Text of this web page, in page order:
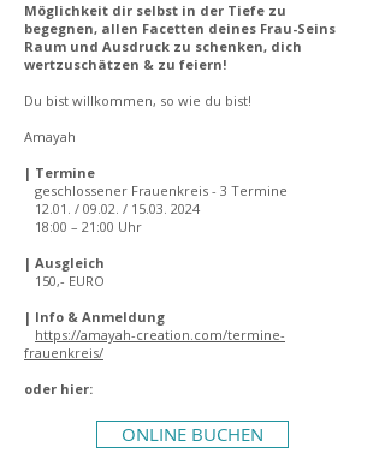
Möglichkeit dir selbst in der Tiefe zu
begegnen, allen Facetten deines Frau-Seins
Raum und Ausdruck zu schenken, dich
wertzuschätzen & zu feiern!
Du bist willkommen, so wie du bist!
Amayah
| Termine
geschlossener Frauenkreis - 3 Termine
12.01. / 09.02. / 15.03. 2024
18:00 – 21:00 Uhr
| Ausgleich
150,- EURO
| Info & Anmeldung
https://amayah-creation.com/termine-
frauenkreis/
oder hier:
ONLINE BUCHEN